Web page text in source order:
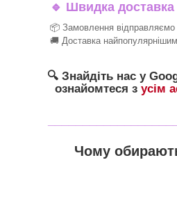
🔹 Швидка доставка
📦 Замовлення
🚚 Доставка
🔍 Знайдіть нас у
ознайомтеся з усім
Чому